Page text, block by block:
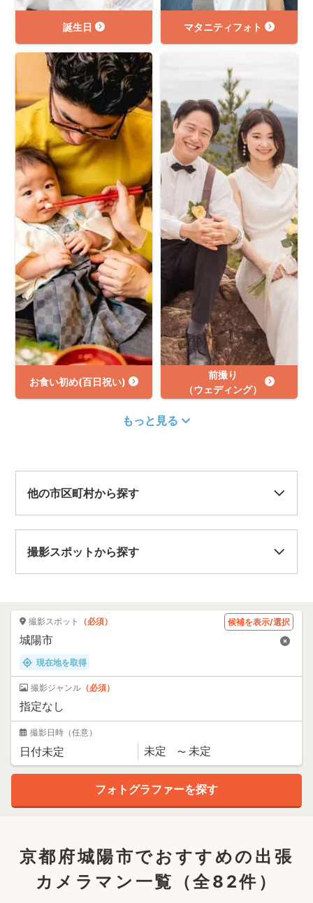
誕生日 マタニティフォト
お食い初め(百日祝い)
前撮り
（ウェディング）
もっと見る
他の市区町村から探す
撮影スポットから探す
撮影スポット （必須） 候補を表示/選択
現在地を取得
撮影ジャンル （必須）
撮影日時 （任意）
京都府城陽市でおすすめの出張
カメラマン一覧
（全82件）